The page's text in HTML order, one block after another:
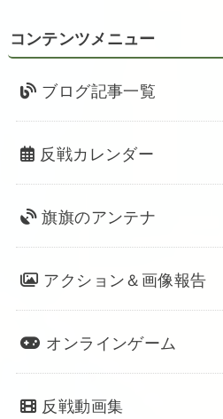
コンテンツメニュー
ブログ記事一覧
反戦カレンダー
旗旗のアンテナ
アクション＆画像報告
オンラインゲーム
反戦動画集